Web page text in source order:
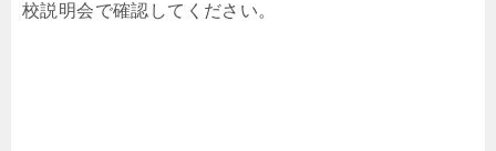
校説明会で確認してください。